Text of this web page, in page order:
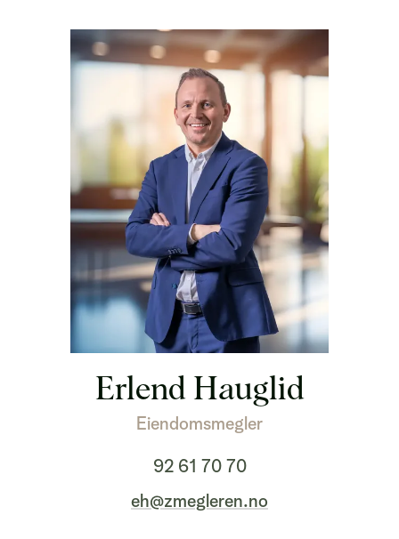
Erlend Hauglid
Eiendomsmegler
92 61 70 70
eh@zmegleren.no